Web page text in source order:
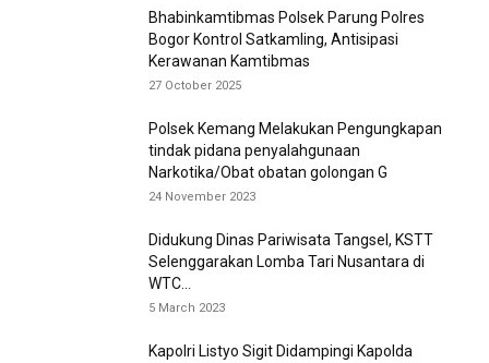
Bhabinkamtibmas Polsek Parung Polres
Bogor Kontrol Satkamling, Antisipasi
Kerawanan Kamtibmas
27 October 2025
Polsek Kemang Melakukan Pengungkapan
tindak pidana penyalahgunaan
Narkotika/Obat obatan golongan G
24 November 2023
Didukung Dinas Pariwisata Tangsel, KSTT
Selenggarakan Lomba Tari Nusantara di
WTC...
5 March 2023
Kapolri Listyo Sigit Didampingi Kapolda